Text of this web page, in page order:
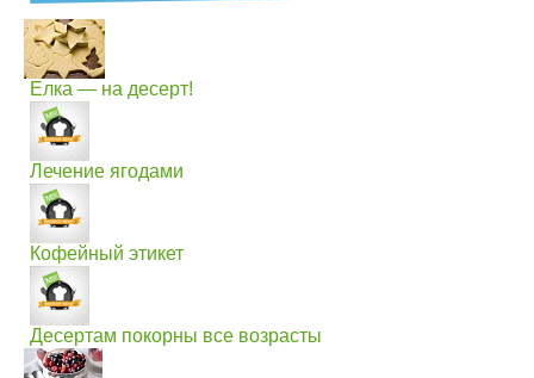
Елка — на десерт!
Лечение ягодами
Кофейный этикет
Десертам покорны все возрасты